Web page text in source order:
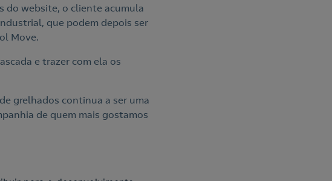
do website, o cliente acumula
que podem depois ser
Move.
e trazer com ela os
grelhados continua a ser uma
de quem mais gostamos